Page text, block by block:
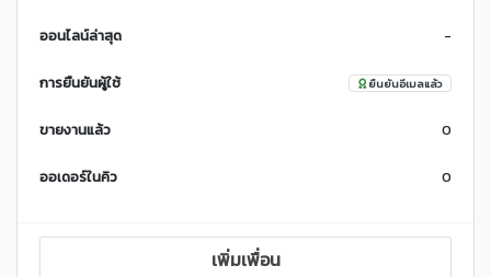
ออนไลน์ล่าสุด -
การยืนยันผู้ใช้ ยืนยันอีเมลแล้ว
ขายงานแล้ว 0
ออเดอร์ในคิว 0
เพิ่มเพื่อน